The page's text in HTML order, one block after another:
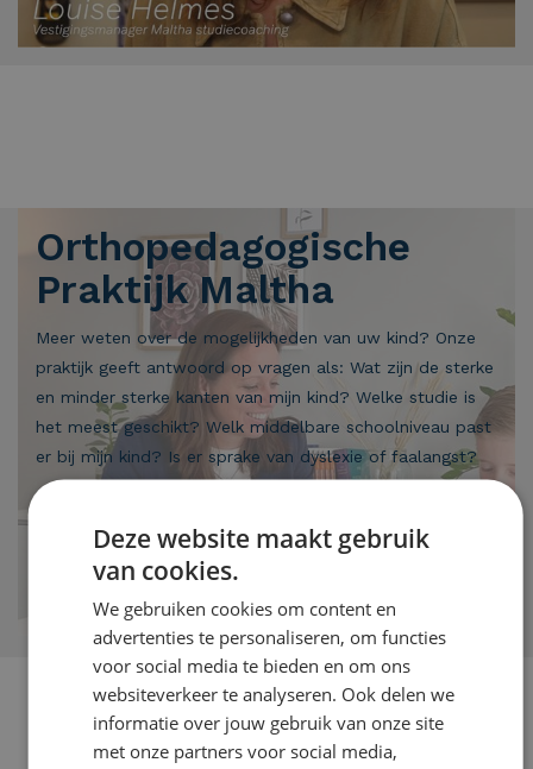
Orthopedagogische
Praktijk Maltha
Meer weten over de mogelijkheden van uw kind? Onze
praktijk geeft antwoord op vragen als: Wat zijn de sterke
en minder sterke kanten van mijn kind? Welke studie is
het meest geschikt? Welk middelbare schoolniveau past
er bij mijn kind? Is er sprake van dyslexie of faalangst?
Afspraak snel ingepland
Geen wachtlijsten
Meer weten over Praktijk Maltha
Deze website maakt gebruik
van cookies.
We gebruiken cookies om content en
advertenties te personaliseren, om functies
voor social media te bieden en om ons
websiteverkeer te analyseren. Ook delen we
informatie over jouw gebruik van onze site
met onze partners voor social media,